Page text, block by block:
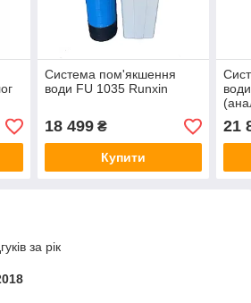
Система пом'якшення
води FU 1035 Runxin
18 499₴
Купити
21
за рік